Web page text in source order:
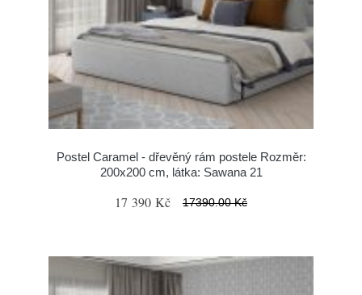
Postel Caramel - dřevěný rám postele Rozměr:
200x200 cm, látka: Sawana 21
17 390 Kč 17390.00 Kč